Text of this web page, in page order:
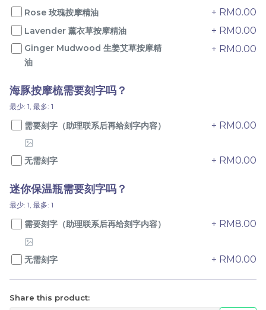
桂月团圆 配套
RM58.00
- +
兔映金秋 配套
Rose 玫瑰按摩精油 + RM0.00
Lavender 薰衣草按摩精油 + RM0.00
Ginger Mudwood 生姜艾草按摩精
油
+ RM0.00
海豚按摩梳需要刻字吗？
最少: 1, 最多: 1
需要刻字（助理联系后再给刻字内容） + RM0.00
无需刻字 + RM0.00
迷你保温瓶需要刻字吗？
最少: 1, 最多: 1
需要刻字（助理联系后再给刻字内容） + RM8.00
无需刻字 + RM0.00
Share this product: